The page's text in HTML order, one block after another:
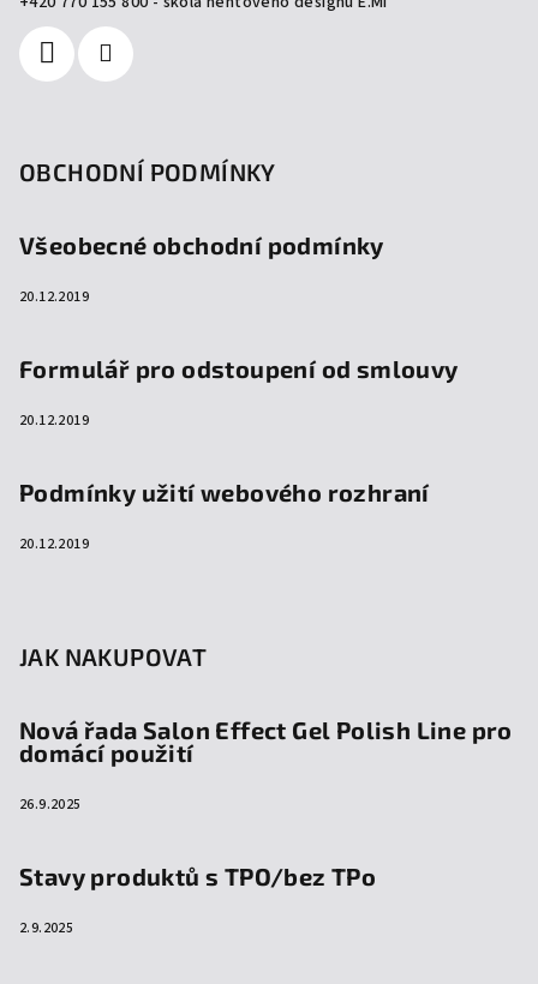
OBCHODNÍ PODMÍNKY
Všeobecné obchodní podmínky
20.12.2019
Formulář pro odstoupení od smlouvy
20.12.2019
Podmínky užití webového rozhraní
20.12.2019
JAK NAKUPOVAT
Nová řada Salon Effect Gel Polish Line pro
domácí použití
26.9.2025
Stavy produktů s TPO/bez TPo
2.9.2025